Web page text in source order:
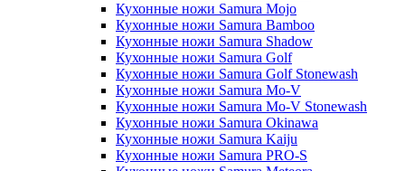
Кухонные ножи Samura Mojo
Кухонные ножи Samura Bamboo
Кухонные ножи Samura Shadow
Кухонные ножи Samura Golf
Кухонные ножи Samura Golf Stonewash
Кухонные ножи Samura Mo-V
Кухонные ножи Samura Mo-V Stonewash
Кухонные ножи Samura Okinawa
Кухонные ножи Samura Kaiju
Кухонные ножи Samura PRO-S